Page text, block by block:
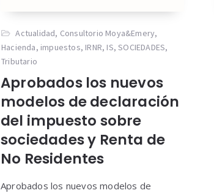
Actualidad, Consultorio Moya&Emery,
Hacienda, impuestos, IRNR, IS,SOCIEDADES,
Tributario
Aprobados los nuevos
modelos de declaración
del impuesto sobre
sociedades y Renta de
No Residentes
Aprobados los nuevos modelos de